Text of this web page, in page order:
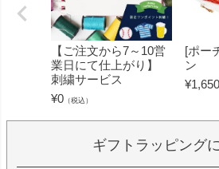
【ご注文から7～10営
業日にて仕上がり】
刺繍サービス
¥0 （税込）
[ポー
ン
¥1,650
ギフトラッピング